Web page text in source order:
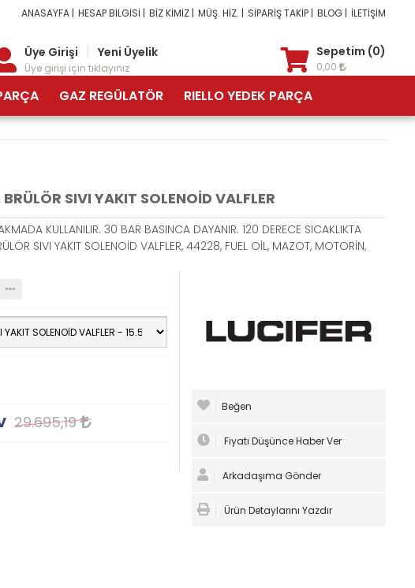
ANASAYFA | HESAP BİLGİSİ | BİZ KİMİZ | MÜŞ. HİZ. | SİPARİŞ TAKİP | BLOG | İLETİŞİM
Üye Girişi Yeni Üyelik
Üye girişi için tıklayınız
Sepetim (0)
0,00
GAZ REGÜLATÖR RIELLO YEDEK PARÇA
SIVI YAKIT SOLENOİD VALFLER
KULLANILIR. 30 BAR BASINCA DAYANIR. 120 DERECE SICAKLIKTA
SIVI YAKIT SOLENOİD VALFLER, 44228, FUEL OİL, MAZOT, MOTORİN,
29.695,19
Beğen
Fiyatı Düşünce Haber Ver
Arkadaşıma Gönder
Ürün Detaylarını Yazdır